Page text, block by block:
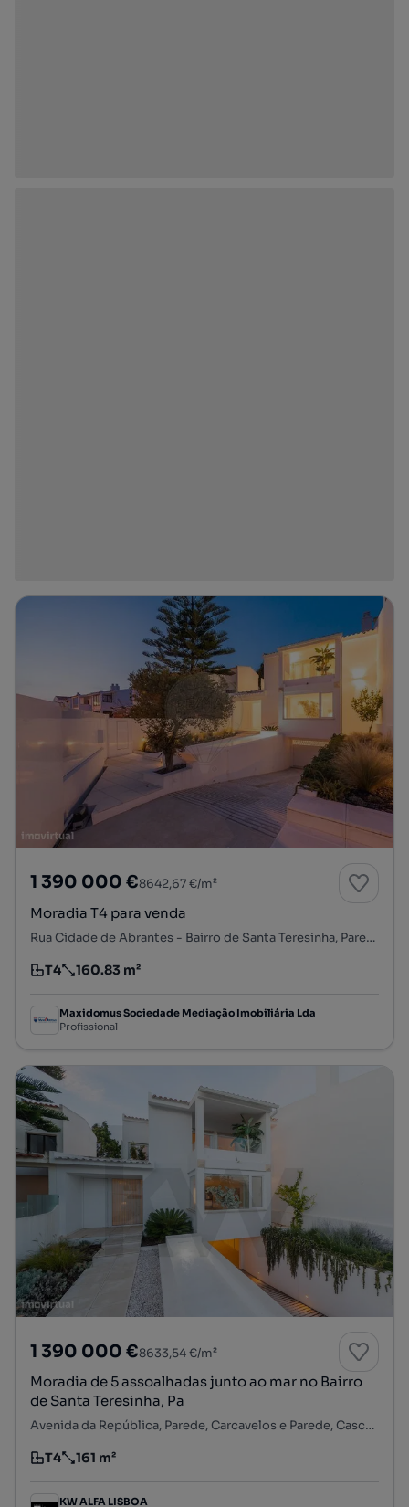
1 390 000 €8642,67 €/m²
Moradia T4 para venda
Rua Cidade de Abrantes - Bairro de Santa Teresinha, Parede, Carcavelos e Parede, Cascais, Lisboa
Tipologia
T4
Preço por metro quadrado
160.83 m²
Maxidomus Sociedade Mediação Imobiliária Lda
Profissional
1 390 000 €8633,54 €/m²
Moradia de 5 assoalhadas junto ao mar no Bairro
de Santa Teresinha, Pa
Avenida da República, Parede, Carcavelos e Parede, Cascais, Lisboa
Tipologia
T4
Preço por metro quadrado
161 m²
KW ALFA LISBOA